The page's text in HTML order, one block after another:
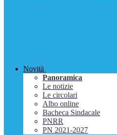
Novità
Panoramica
Le notizie
Le circolari
Albo online
Bacheca Sindacale
PNRR
PN 2021-2027